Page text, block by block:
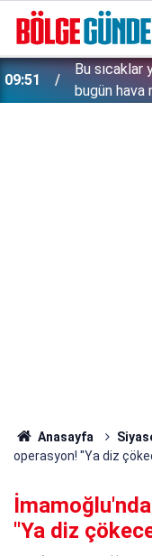
09:51
Bu sıcaklar
bugün hava
Anasayfa
operasyon! ''Ya diz
''Ya diz